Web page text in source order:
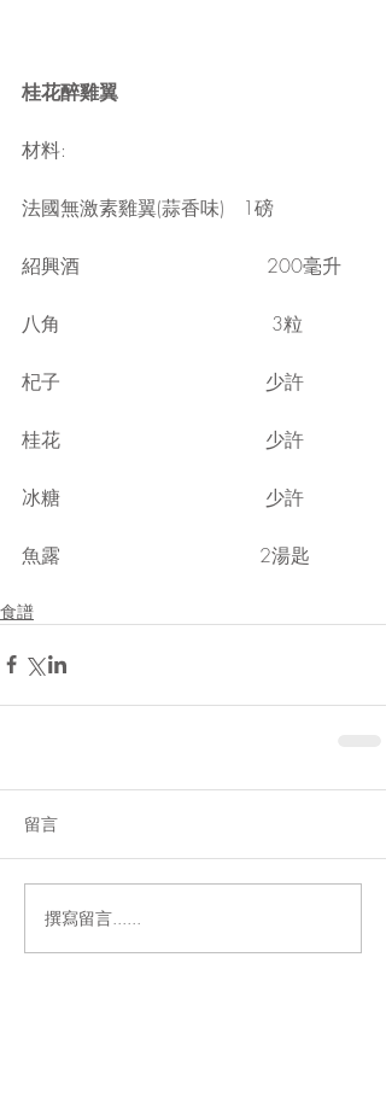
桂花醉雞翼
材料:
法國無激素雞翼(蒜香味)   1磅
紹興酒                               200毫升
八角                                   3粒
杞子                                  少許
桂花                                  少許
冰糖                                  少許
魚露                                 2湯匙
食譜
留言
撰寫留言......